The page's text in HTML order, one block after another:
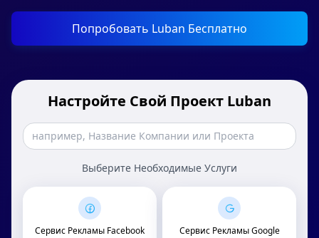
Попробовать Luban Бесплатно
Настройте Свой Проект Luban
Выберите Необходимые Услуги
Сервис Рекламы Facebook
Сервис Рекламы Google